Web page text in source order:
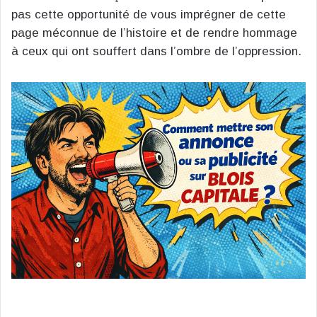
pas cette opportunité de vous imprégner de cette
page méconnue de l’histoire et de rendre hommage
à ceux qui ont souffert dans l’ombre de l’oppression.